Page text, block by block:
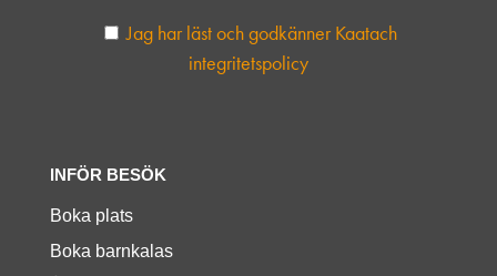
Jag har läst och godkänner Kaatach
integritetspolicy
INFÖR BESÖK
Boka plats
Boka barnkalas